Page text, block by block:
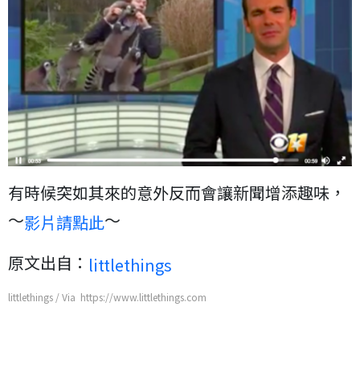
有時候突如其來的意外反而會讓新聞增添趣味，
～影片請點此～
原文出自： littlethings
littlethings / Via https://www.littlethings.com